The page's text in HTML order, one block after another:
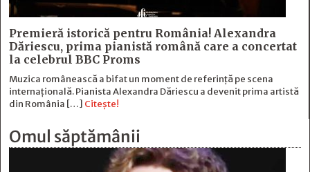
Premieră istorică pentru România! Alexandra
Dăriescu, prima pianistă română care a concertat
la celebrul BBC Proms
Muzica românească a bifat un moment de referință pe scena
internațională. Pianista Alexandra Dăriescu a devenit prima artistă
din România […] Citește!
Omul săptămânii